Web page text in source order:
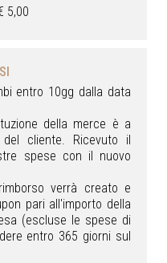
5,00
entro 10gg dalla data
della merce è a
cliente. Ricevuto il
spese con il nuovo
verrà creato e
pari all'importo della
(escluse le spese di
entro 365 giorni sul